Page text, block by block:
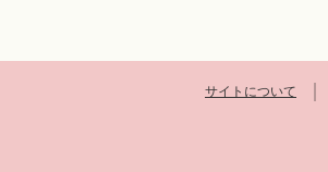
サイトについて